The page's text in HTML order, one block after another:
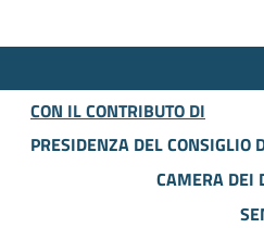
CON IL CONTRIBUTO DI
PRESIDENZA DEL CONSIGLIO
CAMERA DEI